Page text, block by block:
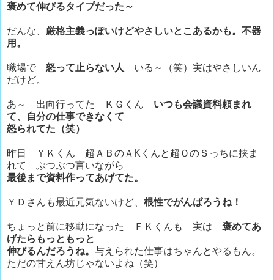
褒めて伸びるタイプだった～
だんな、 厳格主義っぽいけどやさしいとこあるかも。不器
用。
職場で 怒って止らない人
いる～（笑）実はやさしいん
だけど。
あ～ 出向行ってた ＫＧくん いつも会議資料頼まれ
て、自分の仕事できなくて
怒られてた（笑）
昨日 ＹＫくん 超ＡＢのＡKくんと超ＯのＳっちに挟ま
れて ぶつぶつ言いながら
最後まで資料作ってあげてた。
ＹＤさんも最近元気ないけど、 根性でがんばろうね！
ちょっと前に移動になった ＦＫくんも 実は 褒めてあ
げたらもっともっと
伸びるんだろうね。 与えられた仕事はちゃんとやるもん。
ただの甘えん坊じゃないよね（笑）